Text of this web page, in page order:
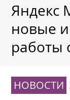
Яндекс
новые
работы
НОВОСТИ